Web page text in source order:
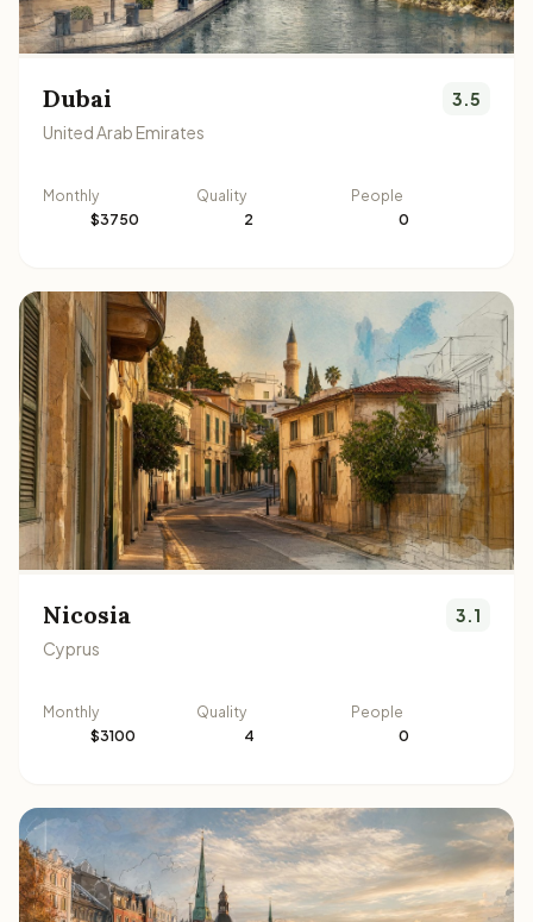
Dubai
United Arab Emirates
3.5
Monthly
$3750
Quality
2
People
0
Nicosia
Cyprus
3.1
Monthly
$3100
Quality
4
People
0